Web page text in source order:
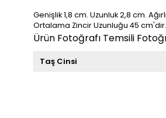
Genişlik 1,8 cm. Uzunluk 2,8 cm.
Ortalama Zincir Uzunluğu 45 cm'dir.
Ürün Fotoğrafı Temsili
Taş Cinsi